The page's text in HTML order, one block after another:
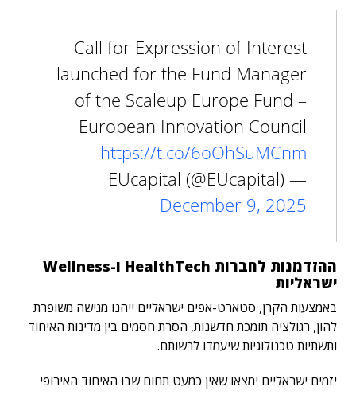
Call for Expression of Interest
launched for the Fund Manager
of the Scaleup Europe Fund –
European Innovation Council
https://t.co/6oOhSuMCnm
— EUcapital (@EUcapital)
December 9, 2025
ההזדמנות לחברות HealthTech ו-Wellness
ישראליות
באמצעות הקרן, סטארט-אפים ישראליים ייהנו מגישה משופרת
להון, רגולציה תומכת חדשנות, הסרת חסמים בין מדינות האיחוד
ותשתיות טכנולוגיות שיעמדו לרשותם.
יזמים ישראליים ימצאו שאין כמעט תחום שבו האיחוד האירופי